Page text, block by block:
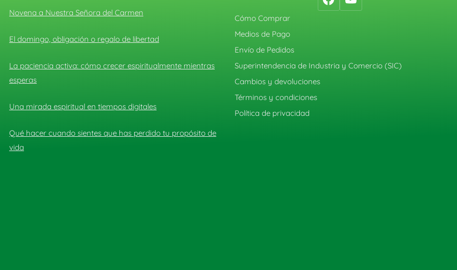
Novena a Nuestra Señora del Carmen
El domingo, obligación o regalo de libertad
La paciencia activa: cómo crecer espiritualmente mientras
esperas
Una mirada espiritual en tiempos digitales
Qué hacer cuando sientes que has perdido tu propósito de
vida
Cómo Comprar
Medios de Pago
Envío de Pedidos
Superintendencia de Industria y Comercio (SIC)
Cambios y devoluciones
Términos y condiciones
Política de privacidad